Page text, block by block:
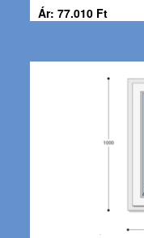
Ár: 77.010 Ft